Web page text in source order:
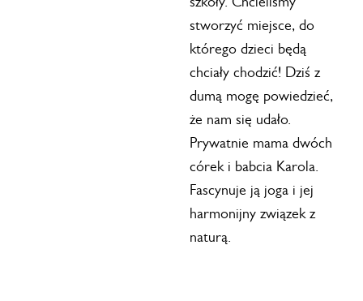
stworzyć miejsce, do
którego dzieci będą
chciały chodzić! Dziś z
dumą mogę powiedzieć,
że nam się udało.
Prywatnie mama dwóch
córek i babcia Karola.
Fascynuje ją joga i jej
harmonijny związek z
naturą.